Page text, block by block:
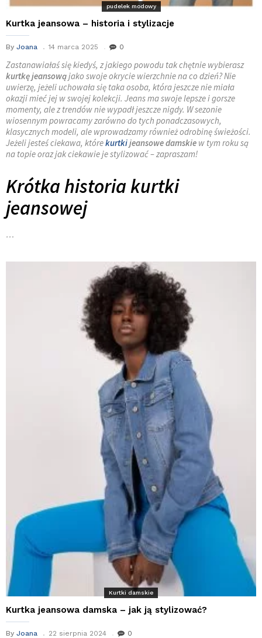
pudelek modowy
Kurtka jeansowa – historia i stylizacje
By Joana 14 marca 2025 0
Zastanawiałaś się kiedyś, z jakiego powodu tak chętnie wybierasz
kurtkę jeansowąjako swoje okrycie wierzchnie na co dzień? Nie
uwierzę, jeżeli uchowała się taka osoba, która jeszcze nie miała
okazji mieć jej w swojej kolekcji. Jeans ma swoje lepsze i gorsze
momenty, ale z trendów nie wypadł jeszcze nigdy. W sezonie
wiosennym powracamy zarówno do tych ponadczasowych,
klasycznych modeli, ale wprowadzamy również odrobinę świeżości.
Jeżeli jesteś ciekawa, którekurtkijeansowe damskie w tym roku są
na topie oraz jak ciekawie je stylizować – zapraszam!
Krótka historia kurtki
jeansowej
…
Kurtki damskie
Kurtka jeansowa damska – jak ją stylizować?
By Joana 22 sierpnia 2024 0